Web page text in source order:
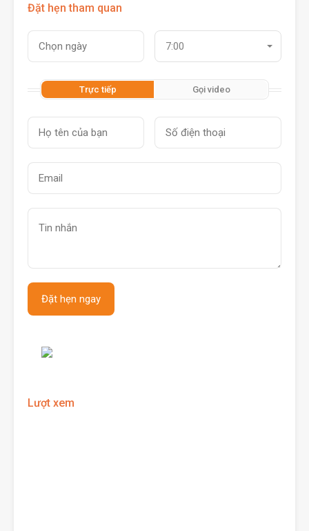
Đặt hẹn tham quan
7:00
Trực tiếp Gọi video
Lượt xem